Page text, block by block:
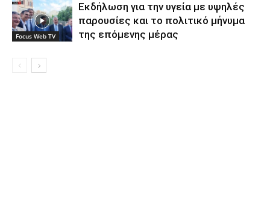
Focus Web TV
Εκδήλωση για την υγεία με υψηλές
παρουσίες και το πολιτικό μήνυμα
της επόμενης μέρας